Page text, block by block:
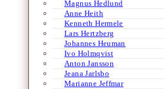
Magnus Hedlund
Anne Heith
Kenneth Hermele
Lars Hertzberg
Johannes Heuman
Ivo Holmqvist
Anton Jansson
Jeana Jarlsbo
Marianne Jeffmar